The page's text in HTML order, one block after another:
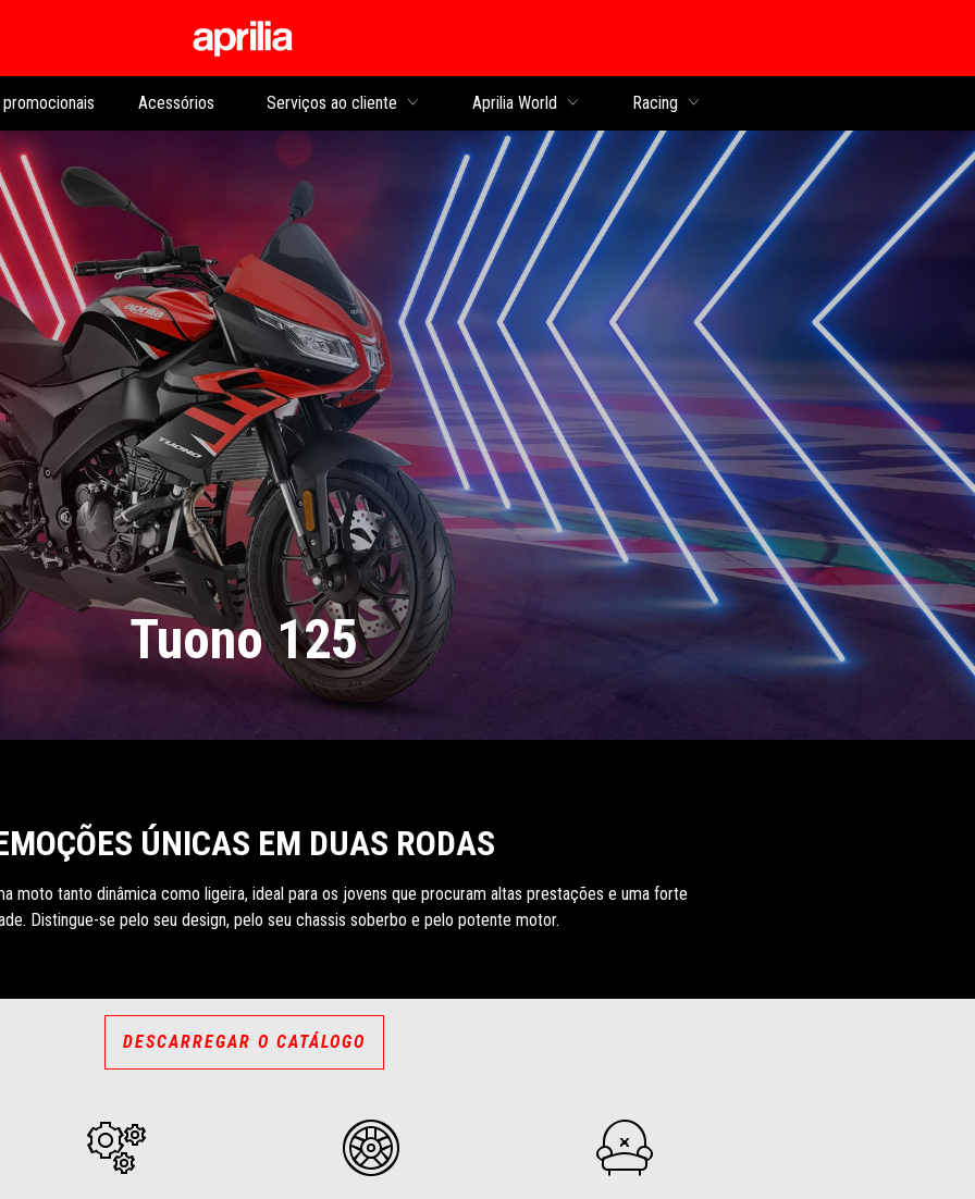
promocionais Acessórios Serviços ao cliente Aprilia World Racing
Tuono 125
ÚNICAS EM DUAS RODAS
moto tanto dinâmica como ligeira, ideal para os jovens que procuram altas prestações e uma forte
Distingue-se pelo seu design, pelo seu chassis soberbo e pelo potente motor.
DESCARREGAR O CATÁLOGO